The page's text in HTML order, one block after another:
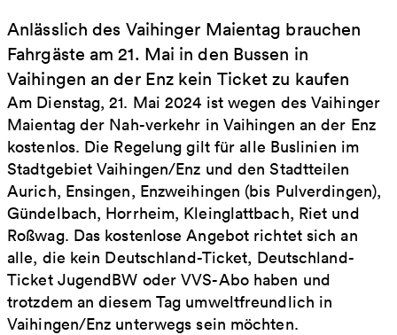
Anlässlich des Vaihinger Maientag brauchen
Fahrgäste am 21. Mai in den Bussen in
Vaihingen an der Enz kein Ticket zu kaufen
Am Dienstag, 21. Mai 2024 ist wegen des Vaihinger
Maientag der Nah-verkehr in Vaihingen an der Enz
kostenlos. Die Regelung gilt für alle Buslinien im
Stadtgebiet Vaihingen/Enz und den Stadtteilen
Aurich, Ensingen, Enzweihingen (bis Pulverdingen),
Gündelbach, Horrheim, Kleinglattbach, Riet und
Roßwag. Das kostenlose Angebot richtet sich an
alle, die kein Deutschland-Ticket, Deutschland-
Ticket JugendBW oder VVS-Abo haben und
trotzdem an diesem Tag umweltfreundlich in
Vaihingen/Enz unterwegs sein möchten.